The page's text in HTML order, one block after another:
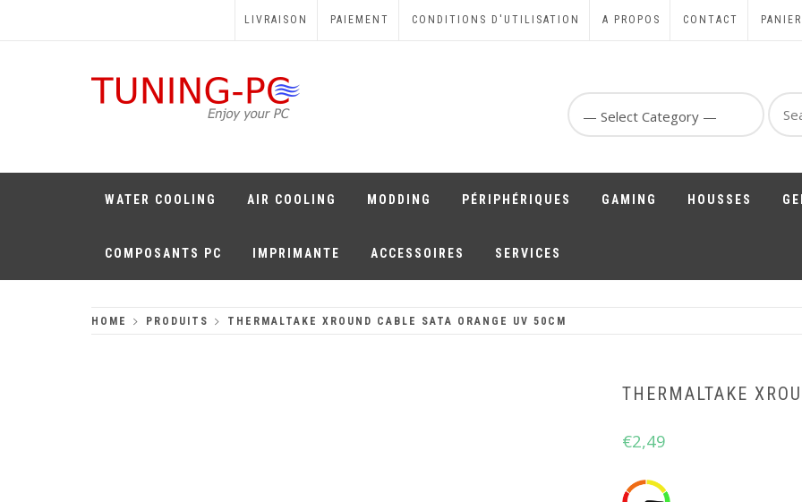
LIVRAISON PAIEMENT CONDITIONS D'UTILISATION A PROPOS CONTACT PANIER
for:
WATER COOLING AIR COOLING MODDING PÉRIPHÉRIQUES GAMING HOUSSES
COMPOSANTS PC IMPRIMANTE ACCESSOIRES SERVICES
HOME PRODUITS THERMALTAKE XROUND CABLE SATA ORANGE UV 50CM
THERMALTAKE
€2,49